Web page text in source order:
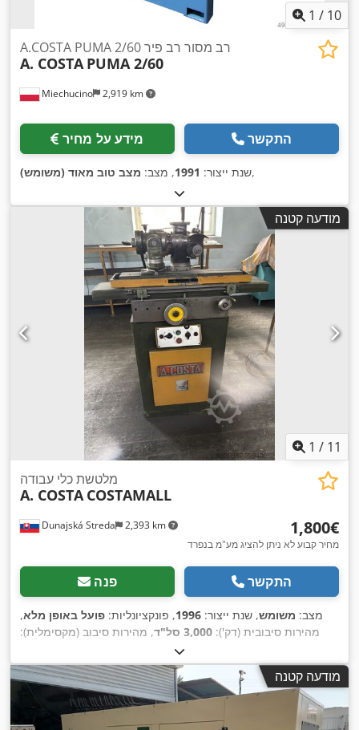
1 / 10
Miechucino 2,919 km
A.COSTA PUMA 2/60 רב מסור רב פיר
A. COSTA PUMA 2/60
מידע על מחיר התקשר
שנת ייצור: 1991, מצב: מצב טוב מאוד (משומש) ,
מודעה קטנה
1 / 11
Dunajská Streda 2,393 km
מלטשת כלי עבודה
A. COSTA COSTAMALL
‏1,800 ‏€
מחיר קבוע לא ניתן להציג מע"מ בנפרד
פנה התקשר
מצב: משומש, שנת ייצור: 1996, פונקציונליות: פועל באופן מלא,
מהירות סיבובית (דק'): 3,000 סל"ד
, מהירות סיבוב (מקסימלית):
, אורך שולחן:
ידני,
מודעה קטנה